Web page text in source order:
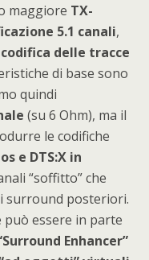
maggiore TX-
5.1 canali,
delle tracce
di base sono
quindi
(su 6 Ohm), ma il
le codifiche
e DTS:X in
“soffitto” che
surround posteriori.
può essere in parte
Enhancer”